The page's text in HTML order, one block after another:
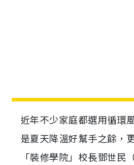
近年不少家庭都選用循環
是夏天降溫好幫手之餘，
「裝修學院」校長鄧世